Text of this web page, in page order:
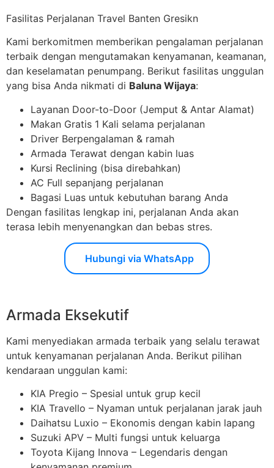
Fasilitas Perjalanan Travel Banten Gresikn
Kami berkomitmen memberikan pengalaman perjalanan
terbaik dengan mengutamakan kenyamanan, keamanan,
dan keselamatan penumpang. Berikut fasilitas unggulan
yang bisa Anda nikmati di Baluna Wijaya:
Layanan Door-to-Door (Jemput & Antar Alamat)
Makan Gratis 1 Kali selama perjalanan
Driver Berpengalaman & ramah
Armada Terawat dengan kabin luas
Kursi Reclining (bisa direbahkan)
AC Full sepanjang perjalanan
Bagasi Luas untuk kebutuhan barang Anda
Dengan fasilitas lengkap ini, perjalanan Anda akan
terasa lebih menyenangkan dan bebas stres.
Hubungi via WhatsApp
Armada Eksekutif
Kami menyediakan armada terbaik yang selalu terawat
untuk kenyamanan perjalanan Anda. Berikut pilihan
kendaraan unggulan kami:
KIA Pregio – Spesial untuk grup kecil
KIA Travello – Nyaman untuk perjalanan jarak jauh
Daihatsu Luxio – Ekonomis dengan kabin lapang
Suzuki APV – Multi fungsi untuk keluarga
Toyota Kijang Innova – Legendaris dengan